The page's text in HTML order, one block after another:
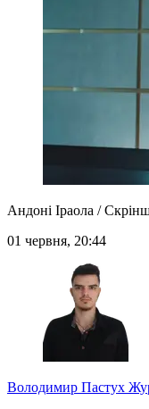
Андоні Іраола /
01 червня, 20:44
Володимир Пастух